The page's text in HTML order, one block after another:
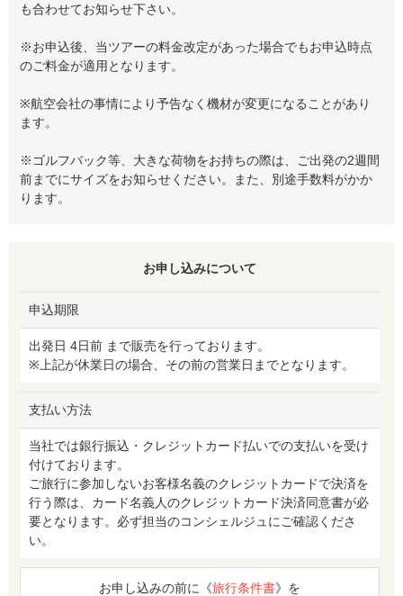
も合わせてお知らせ下さい。
※お申込後、当ツアーの料金改定があった場合でもお申込時点
のご料金が適用となります。
※航空会社の事情により予告なく機材が変更になることがあり
ます。
※ゴルフバック等、大きな荷物をお持ちの際は、ご出発の2週間
前までにサイズをお知らせください。また、別途手数料がかか
ります。
お申し込みについて
申込期限
出発日 4日前 まで販売を行っております。
※上記が休業日の場合、その前の営業日までとなります。
支払い方法
当社では銀行振込・クレジットカード払いでの支払いを受け
付けております。
ご旅行に参加しないお客様名義のクレジットカードで決済を
行う際は、カード名義人のクレジットカード決済同意書が必
要となります。必ず担当のコンシェルジュにご確認くださ
い。
お申し込みの前に《旅行条件書》を